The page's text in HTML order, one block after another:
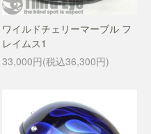
ワイルドチェリーマーブル フ
レイムス1
33,000円(税込36,300円)